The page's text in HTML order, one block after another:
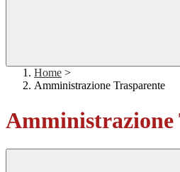
Home >
Amministrazione Trasparente
Amministrazione